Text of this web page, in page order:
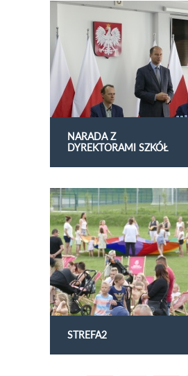
NARADA Z
DYREKTORAMI SZKÓŁ
Obejrzyj galerię zdjęć Narada z
STREFA2
Obejrzyj galerię zdjęć strefa2